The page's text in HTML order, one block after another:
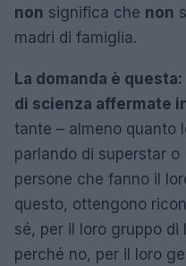
non significa che non
madri di famiglia.
La domanda è
di scienza affermate
tante – almeno quanto
parlando di superstar o
persone che fanno il
questo, ottengono
sé, per il loro gruppo di
perché no, per il loro